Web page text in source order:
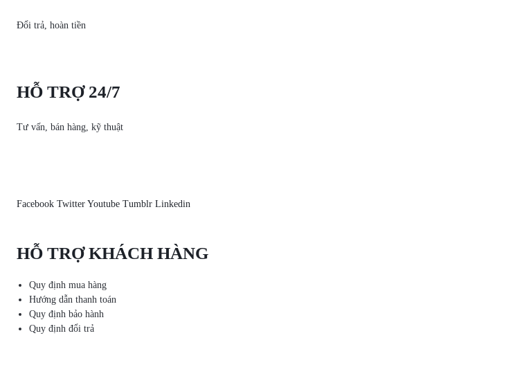
Đổi trả, hoàn tiền
HỖ TRỢ 24/7
Tư vấn, bán hàng, kỹ thuật
Facebook Twitter Youtube Tumblr Linkedin
HỖ TRỢ KHÁCH HÀNG
Quy định mua hàng
Hướng dẫn thanh toán
Quy định bảo hành
Quy định đổi trả